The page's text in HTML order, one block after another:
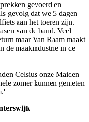
gevoerd en
gevolg dat we 5 dagen
aan het toeren zijn.
van de band. Veel
maar Van Raam maakt
de maakindustrie in de
Celsius onze Maiden
zomer kunnen genieten